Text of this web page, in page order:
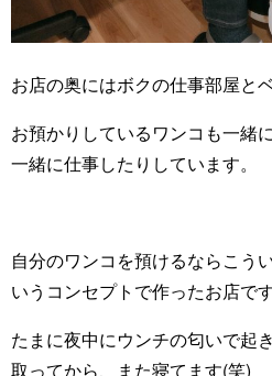
お店の奥にはボクの仕事部屋と
お預かりしているワンコも一緒
一緒に仕事したりしています。
自分のワンコを預けるならこう
いうコンセプトで作ったお店です
たまに夜中にウンチの匂いで起
取ってから、また寝てます(笑)